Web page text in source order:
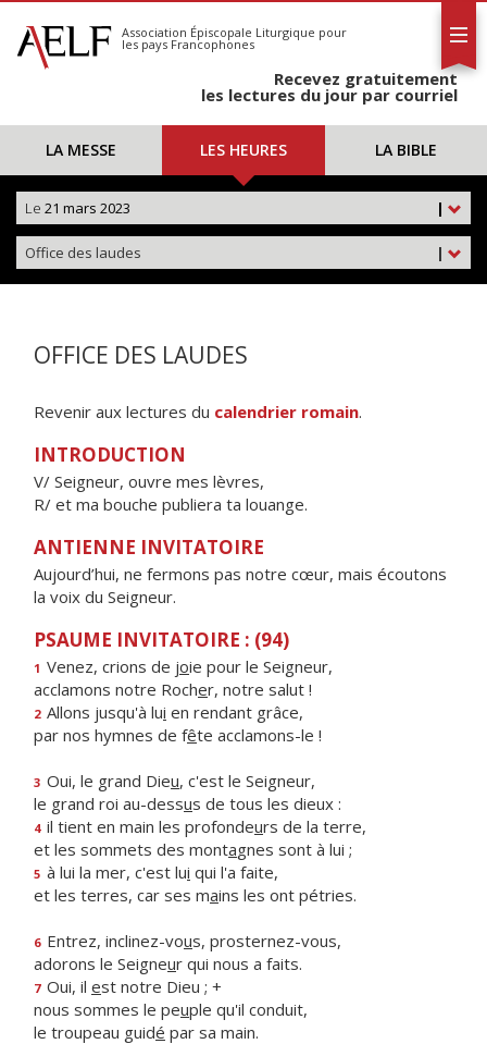
S'abonner
Calendrier
Association Épiscopale Liturgique pour
les pays Francophones
Recevez gratuitement
les lectures du jour par courriel
LA MESSE LES HEURES LA BIBLE
|
Le 21 mars 2023
|
Office des laudes
OFFICE DES LAUDES
Revenir aux lectures du calendrier romain.
INTRODUCTION
V/ Seigneur, ouvre mes lèvres,
R/ et ma bouche publiera ta louange.
ANTIENNE INVITATOIRE
Aujourd’hui, ne fermons pas notre cœur, mais écoutons
la voix du Seigneur.
PSAUME INVITATOIRE : (94)
1 Venez, crions de joie pour le Seigneur,
acclamons notre Rocher, notre salut !
2 Allons jusqu'à lui en rendant grâce,
par nos hymnes de fête acclamons-le !
3 Oui, le grand Dieu, c'est le Seigneur,
le grand roi au-dessus de tous les dieux :
4 il tient en main les profondeurs de la terre,
et les sommets des montagnes sont à lui ;
5 à lui la mer, c'est lui qui l'a faite,
et les terres, car ses mains les ont pétries.
6 Entrez, inclinez-vous, prosternez-vous,
adorons le Seigneur qui nous a faits.
7 Oui, il est notre Dieu ; +
nous sommes le peuple qu'il conduit,
le troupeau guidé par sa main.